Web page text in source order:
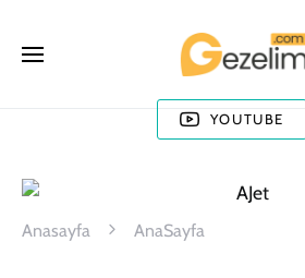
YOUTUBE
Anasayfa AnaSayfa